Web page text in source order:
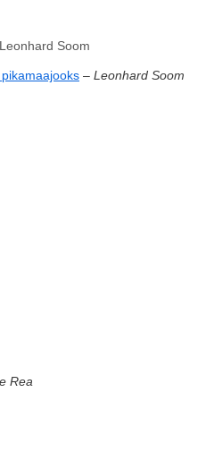
Leonhard Soom
– Leonhard Soom
Rea